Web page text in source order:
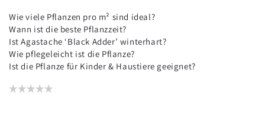
Wie viele Pflanzen pro m² sind ideal?
Wann ist die beste Pflanzzeit?
Ist Agastache ‘Black Adder’ winterhart?
Wie pflegeleicht ist die Pflanze?
Ist die Pflanze für Kinder & Haustiere geeignet?